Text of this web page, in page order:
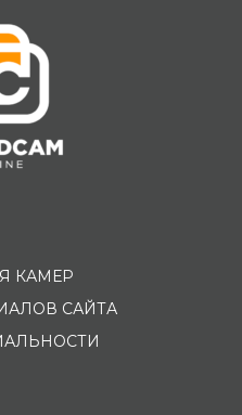
КАМЕР
САЙТА